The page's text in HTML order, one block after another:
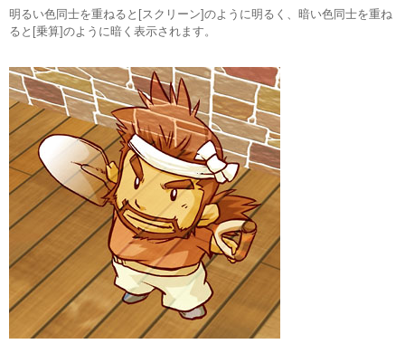
明るい色同士を重ねると[スクリーン]のように明るく、暗い色同士を重ね
ると[乗算]のように暗く表示されます。